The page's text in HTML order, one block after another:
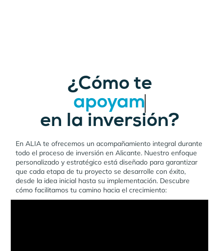
¿Cómo te
apoyamos
en la inversión?
En ALIA te ofrecemos un acompañamiento integral durante
todo el proceso de inversión en Alicante. Nuestro enfoque
personalizado y estratégico está diseñado para garantizar
que cada etapa de tu proyecto se desarrolle con éxito,
desde la idea inicial hasta su implementación. Descubre
cómo facilitamos tu camino hacia el crecimiento: